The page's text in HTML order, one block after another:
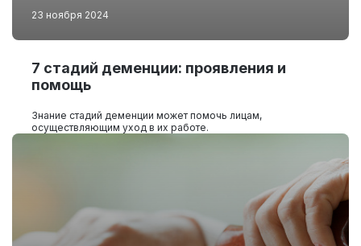
23 ноября 2024
7 стадий деменции: проявления и
помощь
Знание стадий деменции может помочь лицам,
осуществляющим уход в их работе.